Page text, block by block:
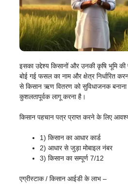
इसका उद्देश्य किसानों और उनकी कृषि भूमि की
बोई गई फसल का नाम और क्षेत्र निर्धारित
से किसान ऋण वितरण को सुविधाजनक
कुशलतापूर्वक लागू करना है।
किसान पहचान पत्र प्राप्त करने के लिए
1) किसान का आधार कार्ड
2) आधार से जुड़ा मोबाइल नंबर
3) किसान का सम्पूर्ण 7/12
एग्रीस्टाक / किसान आईडी के लाभ –